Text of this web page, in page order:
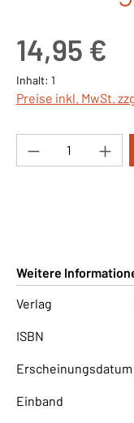
14,95 €
Inhalt: 1
Preise inkl. MwSt.
Produkt
Weitere
Verlag
ISBN
Erscheinungsdatum
Einband